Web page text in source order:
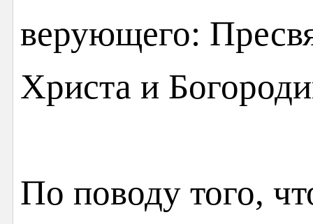
верующего:
Христа и
По поводу того,